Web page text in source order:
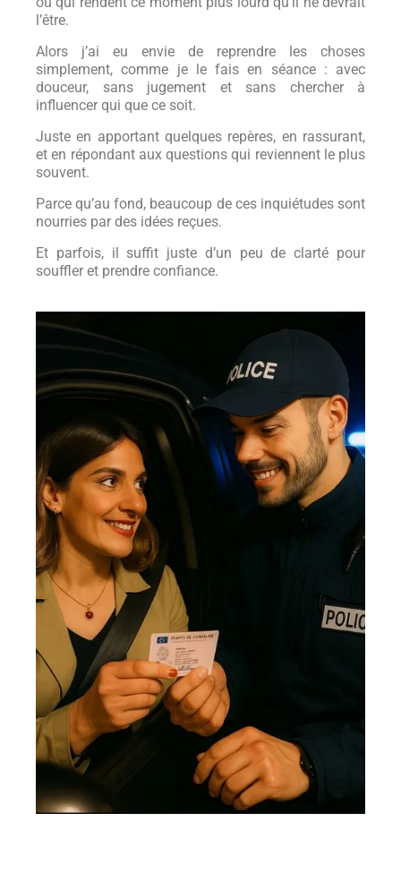
l’être.
Alors j’ai eu envie de reprendre les choses
simplement, comme je le fais en séance : avec
douceur, sans jugement et sans chercher à
influencer qui que ce soit.
Juste en apportant quelques repères, en rassurant,
et en répondant aux questions qui reviennent le plus
souvent.
Parce qu’au fond, beaucoup de ces inquiétudes sont
nourries par des idées reçues.
Et parfois, il suffit juste d’un peu de clarté pour
souffler et prendre confiance.